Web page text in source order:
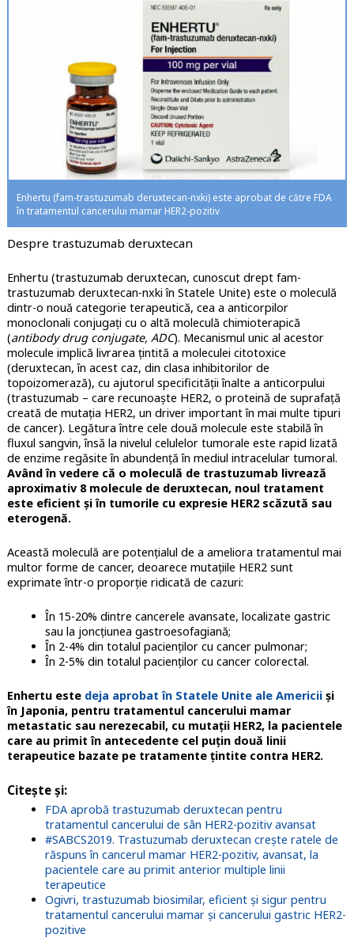
Enhertu (fam-trastuzumab deruxtecan-nxki) este aprobat de către FDA
în tratamentul cancerului mamar HER2-pozitiv
Despre trastuzumab deruxtecan
Enhertu (trastuzumab deruxtecan, cunoscut drept fam-
trastuzumab deruxtecan-nxki în Statele Unite) este o moleculă
dintr-o nouă categorie terapeutică, cea a anticorpilor
monoclonali conjugați cu o altă moleculă chimioterapică
(antibody drug conjugate, ADC). Mecanismul unic al acestor
molecule implică livrarea țintită a moleculei citotoxice
(deruxtecan, în acest caz, din clasa inhibitorilor de
topoizomerază), cu ajutorul specificității înalte a anticorpului
(trastuzumab – care recunoaște HER2, o proteină de suprafață
creată de mutația HER2, un driver important în mai multe tipuri
de cancer). Legătura între cele două molecule este stabilă în
fluxul sangvin, însă la nivelul celulelor tumorale este rapid lizată
de enzime regăsite în abundență în mediul intracelular tumoral.
Având în vedere că o moleculă de trastuzumab livrează
aproximativ 8 molecule de deruxtecan, noul tratament
este eficient și în tumorile cu expresie HER2 scăzută sau
eterogenă.
Această moleculă are potențialul de a ameliora tratamentul mai
multor forme de cancer, deoarece mutațiile HER2 sunt
exprimate într-o proporție ridicată de cazuri:
În 15-20% dintre cancerele avansate, localizate gastric
sau la joncțiunea gastroesofagiană;
În 2-4% din totalul pacienților cu cancer pulmonar;
În 2-5% din totalul pacienților cu cancer colorectal.
Enhertu este deja aprobat în Statele Unite ale Americiiși
în Japonia, pentru tratamentul cancerului mamar
metastatic sau nerezecabil, cu mutații HER2, la pacientele
care au primit în antecedente cel puțin două linii
terapeutice bazate pe tratamente țintite contra HER2.
Citește și:
FDA aprobă trastuzumab deruxtecan pentru
tratamentul cancerului de sân HER2-pozitiv avansat
#SABCS2019. Trastuzumab deruxtecan crește ratele de
răspuns în cancerul mamar HER2-pozitiv, avansat, la
pacientele care au primit anterior multiple linii
terapeutice
Ogivri, trastuzumab biosimilar, eficient și sigur pentru
tratamentul cancerului mamar și cancerului gastric HER2-
pozitive